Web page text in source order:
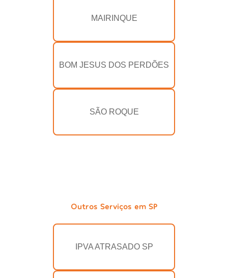
MAIRINQUE
BOM JESUS DOS PERDÕES
SÃO ROQUE
Outros Serviços em SP
IPVA ATRASADO SP